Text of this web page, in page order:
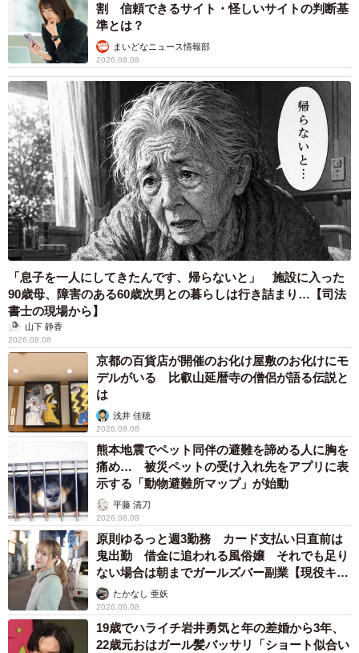
割 信頼できるサイト・怪しいサイトの判断基
準とは？
まいどなニュース情報部
2026.08.08
「息子を一人にしてきたんです、帰らないと」 施設に入った
90歳母、障害のある60歳次男との暮らしは行き詰まり…【司法
書士の現場から】
山下 静香
2026.08.08
京都の百貨店が開催のお化け屋敷のお化けにモ
デルがいる 比叡山延暦寺の僧侶が語る伝説と
は
浅井 佳穂
2026.08.08
熊本地震でペット同伴の避難を諦める人に胸を
痛め… 被災ペットの受け入れ先をアプリに表
示する「動物避難所マップ」が始動
平藤 清刀
2026.08.08
原則ゆるっと週3勤務 カード支払い日直前は
鬼出勤 借金に追われる風俗嬢 それでも足り
ない場合は朝までガールズバー副業【現役キャ
ストに取材】
たかなし 亜妖
2026.08.08
19歳でハライチ岩井勇気と年の差婚から3年、
22歳元おはガール髪バッサリ「ショート似合い